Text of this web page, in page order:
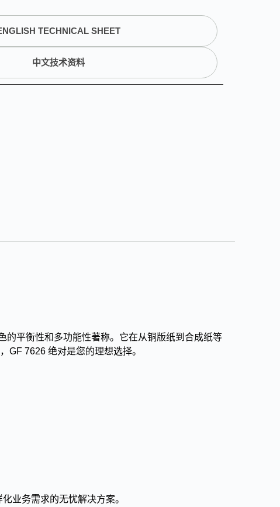
TECHNICAL SHEET
中文技术资料
的平衡性和多功能性著称。它在从铜版纸到合成纸等
GF 7626 绝对是您的理想选择。
业务需求的无忧解决方案。